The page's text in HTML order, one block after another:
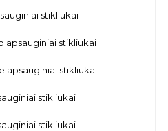
stikliukai
apsauginiai stikliukai
apsauginiai stikliukai
stikliukai
stikliukai